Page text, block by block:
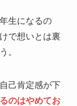
生になるの
で想いとは裏
。
己肯定感が下
のはやめてお